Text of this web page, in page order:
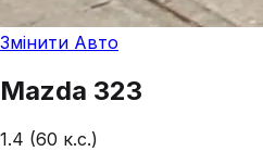
Змінити Авто
Mazda 323
1.4 (60 к.с.)